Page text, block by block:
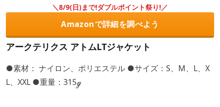
＼8/9(日)まで!ダブルポイント祭り!／
Amazonで詳細を調べよう
アークテリクス アトムLTジャケット
●素材： ナイロン、ポリエステル ●サイズ：S、M、L、X
L、XXL ●重量：315ℊ